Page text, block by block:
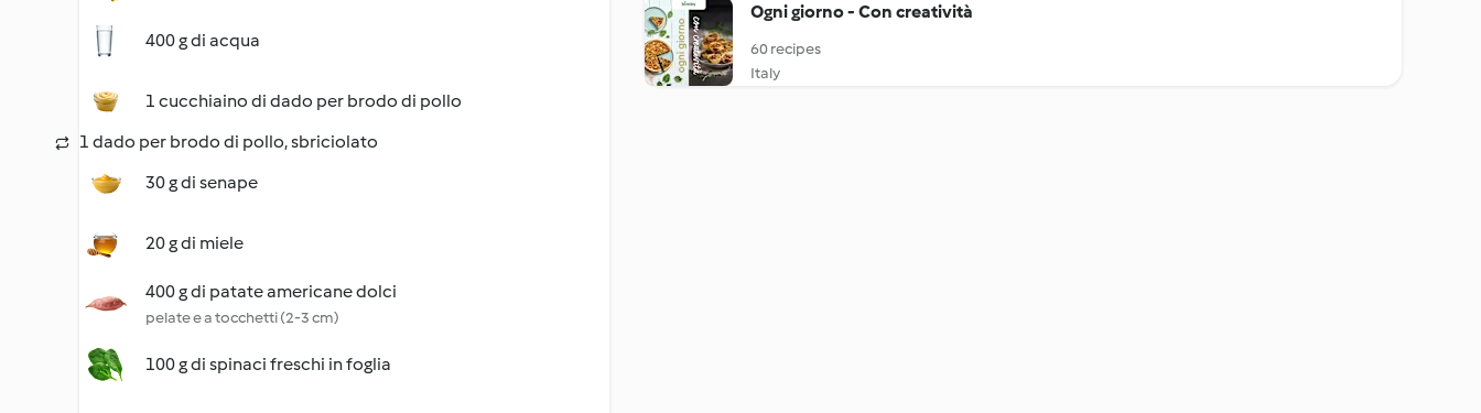
400 g di acqua
1 cucchiaino di dado per brodo di pollo
1 dado per brodo di pollo, sbriciolato
30 g di senape
20 g di miele
400 g di patate americane dolci
pelate e a tocchetti (2-3 cm)
100 g di spinaci freschi in foglia
Ogni giorno - Con creatività
60 recipes
Italy